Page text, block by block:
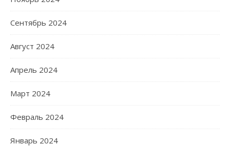
Сентябрь 2024
Август 2024
Апрель 2024
Март 2024
Февраль 2024
Январь 2024